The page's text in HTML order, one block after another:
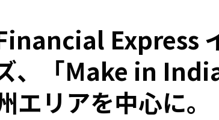
Financial Express
、「Make in
エリアを中心に。